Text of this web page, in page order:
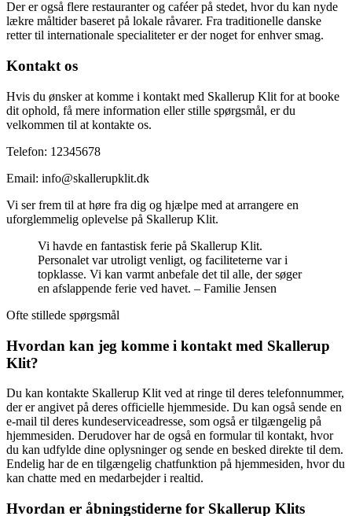
Der er også flere restauranter og caféer på stedet, hvor du kan nyde
lækre måltider baseret på lokale råvarer. Fra traditionelle danske
retter til internationale specialiteter er der noget for enhver smag.
Kontakt os
Hvis du ønsker at komme i kontakt med Skallerup Klit for at booke
dit ophold, få mere information eller stille spørgsmål, er du
velkommen til at kontakte os.
Telefon: 12345678
Email: info@skallerupklit.dk
Vi ser frem til at høre fra dig og hjælpe med at arrangere en
uforglemmelig oplevelse på Skallerup Klit.
Vi havde en fantastisk ferie på Skallerup Klit.
Personalet var utroligt venligt, og faciliteterne var i
topklasse. Vi kan varmt anbefale det til alle, der søger
en afslappende ferie ved havet. – Familie Jensen
Ofte stillede spørgsmål
Hvordan kan jeg komme i kontakt med Skallerup
Klit?
Du kan kontakte Skallerup Klit ved at ringe til deres telefonnummer,
der er angivet på deres officielle hjemmeside. Du kan også sende en
e-mail til deres kundeserviceadresse, som også er tilgængelig på
hjemmesiden. Derudover har de også en formular til kontakt, hvor
du kan udfylde dine oplysninger og sende en besked direkte til dem.
Endelig har de en tilgængelig chatfunktion på hjemmesiden, hvor du
kan chatte med en medarbejder i realtid.
Hvordan er åbningstiderne for Skallerup Klits